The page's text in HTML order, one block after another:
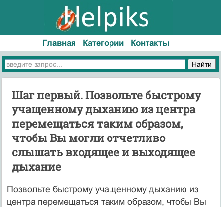
Главная Категории Контакты
Шаг первый. Позвольте быстрому
учащенному дыханию из центра
перемещаться таким образом,
чтобы Вы могли отчетливо
слышать входящее и выходящее
дыхание
Позвольте быстрому учащенному дыханию из
центра перемещаться таким образом, чтобы Вы